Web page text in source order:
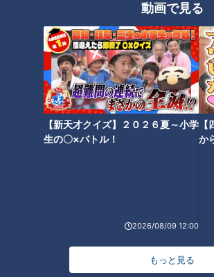
動画で見る
【新天才クイズ】２０２６夏～小学
生の〇×バトル！
2026/08/09 12:00
【
か
もっと見る
オススメ関連コンテンツ
牡蠣が“40個”も入った赤から
最高ランク
特大平麺の“1本うどん”！？板ウ 黒毛和牛カ